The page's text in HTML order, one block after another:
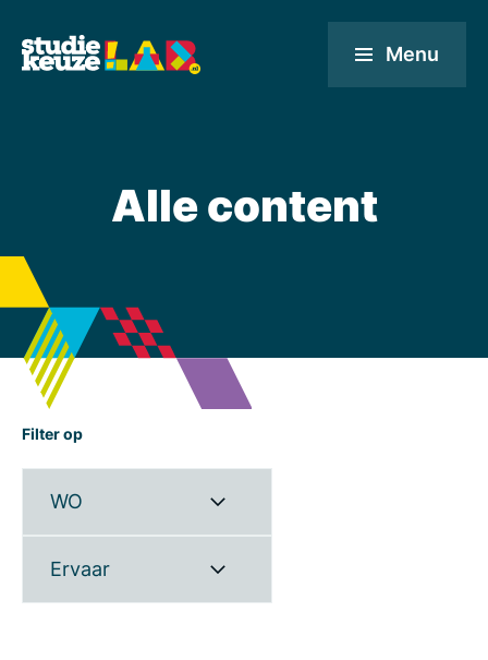
Menu
Alle content
Filter op
WO
Ervaar